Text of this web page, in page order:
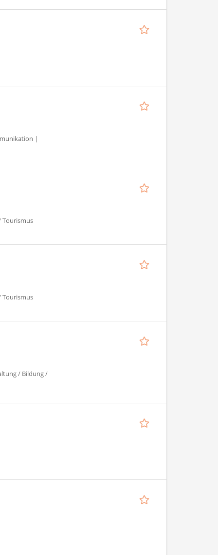
|
Tourismus
Tourismus
/ Bildung /